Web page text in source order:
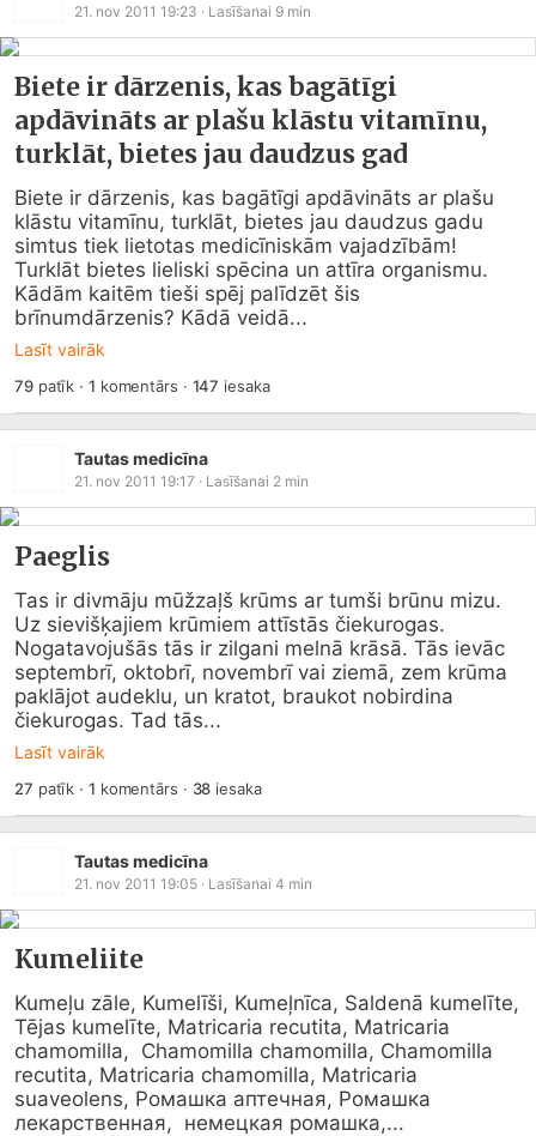
21. nov 2011 19:23 · Lasīšanai 9 min
Biete ir dārzenis, kas bagātīgi
apdāvināts ar plašu klāstu vitamīnu,
turklāt, bietes jau daudzus gad
Biete ir dārzenis, kas bagātīgi apdāvināts ar plašu
klāstu vitamīnu, turklāt, bietes jau daudzus gadu
simtus tiek lietotas medicīniskām vajadzībām!
Turklāt bietes lieliski spēcina un attīra organismu.
Kādām kaitēm tieši spēj palīdzēt šis
brīnumdārzenis? Kādā veidā...
Lasīt vairāk
79patīk · 1 komentārs · 147 iesaka
Tautas medicīna
21. nov 2011 19:17 · Lasīšanai 2 min
Paeglis
Tas ir divmāju mūžzaļš krūms ar tumši brūnu mizu.
Uz sievišķajiem krūmiem attīstās čiekurogas.
Nogatavojušās tās ir zilgani melnā krāsā. Tās ievāc
septembrī, oktobrī, novembrī vai ziemā, zem krūma
paklājot audeklu, un kratot, braukot nobirdina
čiekurogas. Tad tās...
Lasīt vairāk
27 patīk · 1 komentārs · 38 iesaka
Tautas medicīna
21. nov 2011 19:05 · Lasīšanai 4 min
Kumeliite
Kumeļu zāle, Kumelīši, Kumeļnīca, Saldenā kumelīte,
Tējas kumelīte, Matricaria recutita, Matricaria
chamomilla,  Chamomilla chamomilla, Chamomilla
recutita, Matricaria chamomilla, Matricaria
suaveolens, Ромашка аптечная, Ромашка
лекарственная,  немецкая ромашка,...